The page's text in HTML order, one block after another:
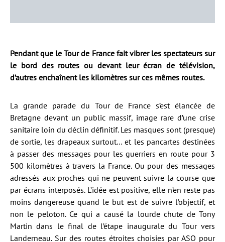
Pendant que le Tour de France fait vibrer les spectateurs sur
le bord des routes ou devant leur écran de télévision,
d’autres enchaînent les kilomètres sur ces mêmes routes.
La grande parade du Tour de France s’est élancée de
Bretagne devant un public massif, image rare d’une crise
sanitaire loin du déclin définitif. Les masques sont (presque)
de sortie, les drapeaux surtout… et les pancartes destinées
à passer des messages pour les guerriers en route pour 3
500 kilomètres à travers la France. Ou pour des messages
adressés aux proches qui ne peuvent suivre la course que
par écrans interposés. L’idée est positive, elle n’en reste pas
moins dangereuse quand le but est de suivre l’objectif, et
non le peloton. Ce qui a causé la lourde chute de Tony
Martin dans le final de l’étape inaugurale du Tour vers
Landerneau. Sur des routes étroites choisies par ASO pour